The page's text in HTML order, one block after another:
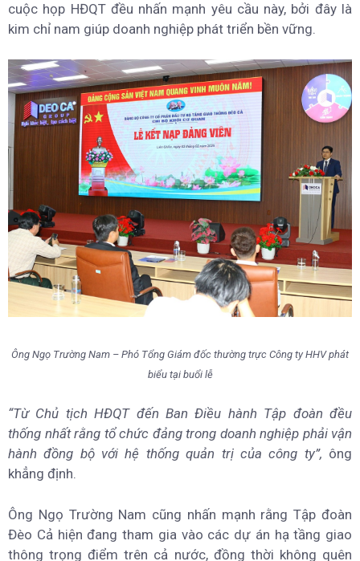
cuộc họp HĐQT đều nhấn mạnh yêu cầu này, bởi đây là
kim chỉ nam giúp doanh nghiệp phát triển bền vững.
Ông Ngọ Trường Nam – Phó Tổng Giám đốc thường trực Công ty HHV phát
biểu tại buổi lễ
“Từ Chủ tịch HĐQT đến Ban Điều hành Tập đoàn đều
thống nhất rằng tổ chức đảng trong doanh nghiệp phải vận
hành đồng bộ với hệ thống quản trị của công ty”, ông
khẳng định.
Ông Ngọ Trường Nam cũng nhấn mạnh rằng Tập đoàn
Đèo Cả hiện đang tham gia vào các dự án hạ tầng giao
thông trọng điểm trên cả nước, đồng thời không quên